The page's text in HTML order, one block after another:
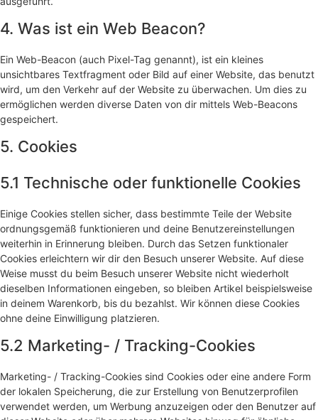
4. Was ist ein Web Beacon?
Ein Web-Beacon (auch Pixel-Tag genannt), ist ein kleines
unsichtbares Textfragment oder Bild auf einer Website, das benutzt
wird, um den Verkehr auf der Website zu überwachen. Um dies zu
ermöglichen werden diverse Daten von dir mittels Web-Beacons
gespeichert.
5. Cookies
5.1 Technische oder funktionelle Cookies
Einige Cookies stellen sicher, dass bestimmte Teile der Website
ordnungsgemäß funktionieren und deine Benutzereinstellungen
weiterhin in Erinnerung bleiben. Durch das Setzen funktionaler
Cookies erleichtern wir dir den Besuch unserer Website. Auf diese
Weise musst du beim Besuch unserer Website nicht wiederholt
dieselben Informationen eingeben, so bleiben Artikel beispielsweise
in deinem Warenkorb, bis du bezahlst. Wir können diese Cookies
ohne deine Einwilligung platzieren.
5.2 Marketing- / Tracking-Cookies
Marketing- / Tracking-Cookies sind Cookies oder eine andere Form
der lokalen Speicherung, die zur Erstellung von Benutzerprofilen
verwendet werden, um Werbung anzuzeigen oder den Benutzer auf